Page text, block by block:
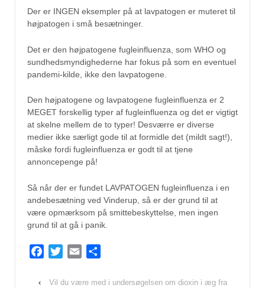
Der er INGEN eksempler på at lavpatogen er muteret til
højpatogen i små besætninger.
Det er den højpatogene fugleinfluenza, som WHO og
sundhedsmyndighederne har fokus på som en eventuel
pandemi-kilde, ikke den lavpatogene.
Den højpatogene og lavpatogene fugleinfluenza er 2
MEGET forskellig typer af fugleinfluenza og det er vigtigt
at skelne mellem de to typer! Desværre er diverse
medier ikke særligt gode til at formidle det (mildt sagt!),
måske fordi fugleinfluenza er godt til at tjene
annoncepenge på!
Så når der er fundet LAVPATOGEN fugleinfluenza i en
andebesætning ved Vinderup, så er der grund til at
være opmærksom på smittebeskyttelse, men ingen
grund til at gå i panik.
Facebook
TwitterEmail
‹
Vil du være med i undersøgelsen om dioxin i æg fra